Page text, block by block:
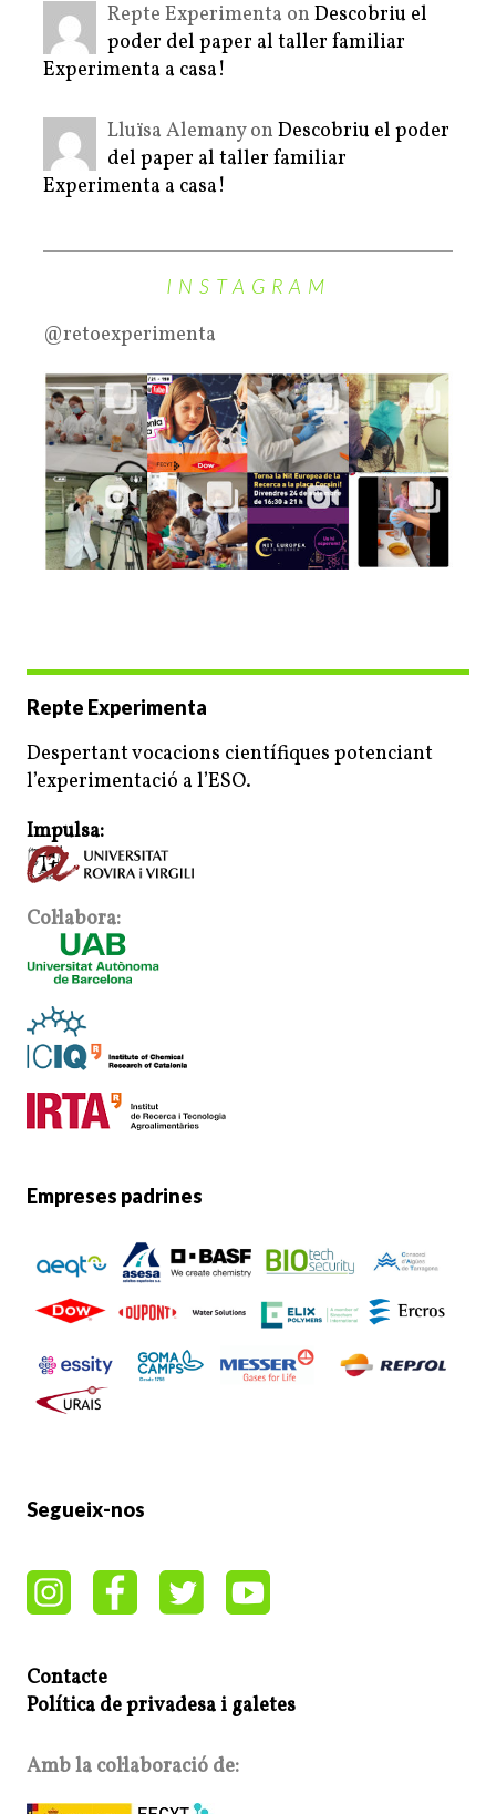
Repte Experimenta on Descobriu el
poder del paper al taller familiar
Experimenta a casa!
Lluïsa Alemany on Descobriu el poder
del paper al taller familiar
Experimenta a casa!
INSTAGRAM
@retoexperimenta
Repte Experimenta
Despertant vocacions científiques potenciant
l’experimentació a l’ESO.
Impulsa:
Col·labora:
Empreses padrines
Segueix-nos
Contacte
Política de privadesa i galetes
Amb la col·laboració de: